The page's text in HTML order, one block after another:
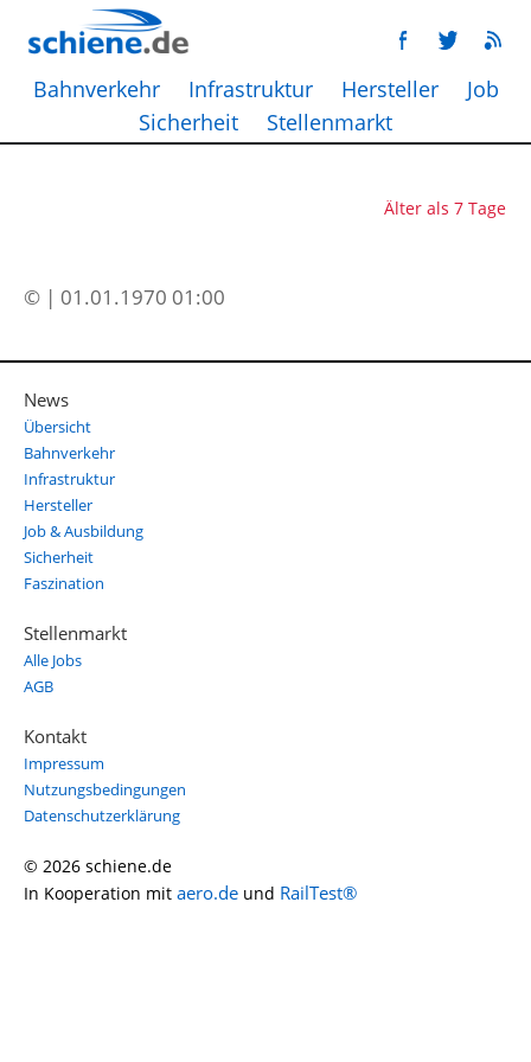
Bahnverkehr Infrastruktur Hersteller
Job
Sicherheit
Stellenmarkt
Älter als 7 Tage
© | 01.01.1970 01:00
News
Übersicht
Bahnverkehr
Infrastruktur
Hersteller
Job & Ausbildung
Sicherheit
Faszination
Stellenmarkt
Alle Jobs
AGB
Kontakt
Impressum
Nutzungsbedingungen
Datenschutzerklärung
© 2026 schiene.de
In Kooperation mit aero.de und RailTest®